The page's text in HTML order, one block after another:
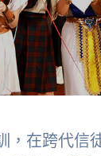
，在跨代信